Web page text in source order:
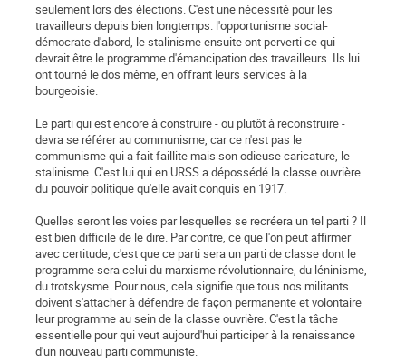
seulement lors des élections. C'est une nécessité pour les
travailleurs depuis bien longtemps. l'opportunisme social-
démocrate d'abord, le stalinisme ensuite ont perverti ce qui
devrait être le programme d'émancipation des travailleurs. Ils lui
ont tourné le dos même, en offrant leurs services à la
bourgeoisie.
Le parti qui est encore à construire - ou plutôt à reconstruire -
devra se référer au communisme, car ce n'est pas le
communisme qui a fait faillite mais son odieuse caricature, le
stalinisme. C'est lui qui en URSS a dépossédé la classe ouvrière
du pouvoir politique qu'elle avait conquis en 1917.
Quelles seront les voies par lesquelles se recréera un tel parti ? Il
est bien difficile de le dire. Par contre, ce que l'on peut affirmer
avec certitude, c'est que ce parti sera un parti de classe dont le
programme sera celui du marxisme révolutionnaire, du léninisme,
du trotskysme. Pour nous, cela signifie que tous nos militants
doivent s'attacher à défendre de façon permanente et volontaire
leur programme au sein de la classe ouvrière. C'est la tâche
essentielle pour qui veut aujourd'hui participer à la renaissance
d'un nouveau parti communiste.